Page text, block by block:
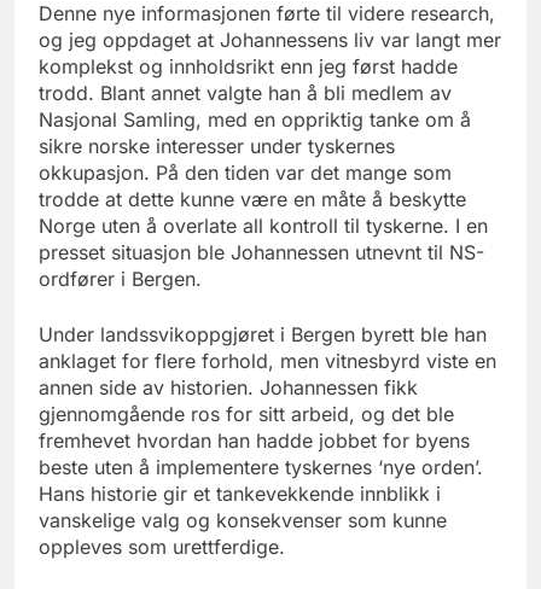
Denne nye informasjonen førte til videre research,
og jeg oppdaget at Johannessens liv var langt mer
komplekst og innholdsrikt enn jeg først hadde
trodd. Blant annet valgte han å bli medlem av
Nasjonal Samling, med en oppriktig tanke om å
sikre norske interesser under tyskernes
okkupasjon. På den tiden var det mange som
trodde at dette kunne være en måte å beskytte
Norge uten å overlate all kontroll til tyskerne. I en
presset situasjon ble Johannessen utnevnt til NS-
ordfører i Bergen.
Under landssvikoppgjøret i Bergen byrett ble han
anklaget for flere forhold, men vitnesbyrd viste en
annen side av historien. Johannessen fikk
gjennomgående ros for sitt arbeid, og det ble
fremhevet hvordan han hadde jobbet for byens
beste uten å implementere tyskernes ‘nye orden’.
Hans historie gir et tankevekkende innblikk i
vanskelige valg og konsekvenser som kunne
oppleves som urettferdige.